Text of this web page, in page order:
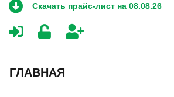
Скачать прайс-лист на 08.08.26
ГЛАВНАЯ